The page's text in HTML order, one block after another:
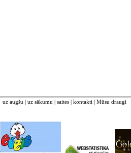
uz augšu | uz sākumu | saites | kontakti | Mūsu draugi